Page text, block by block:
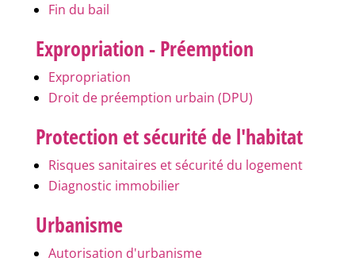
Fin du bail
Expropriation - Préemption
Expropriation
Droit de préemption urbain (DPU)
Protection et sécurité de l'habitat
Risques sanitaires et sécurité du logement
Diagnostic immobilier
Urbanisme
Autorisation d'urbanisme